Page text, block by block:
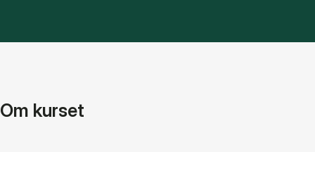
Om kurset